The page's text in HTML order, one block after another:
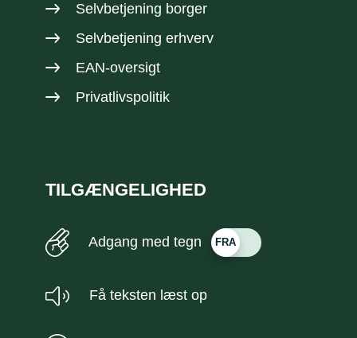
Selvbetjening borger
Selvbetjening erhverv
EAN-oversigt
Privatlivspolitik
TILGÆNGELIGHED
Adgang med tegn
Få teksten læst op